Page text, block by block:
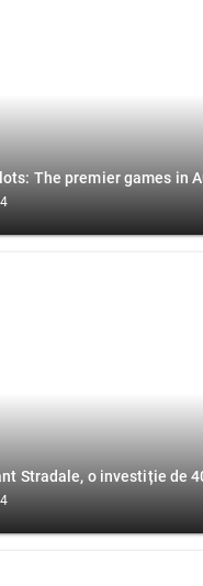
The premier games in
Stradale, o investiție de